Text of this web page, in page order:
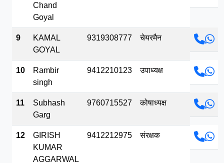
Chand
Goyal
9
KAMAL
GOYAL
9319308777 चेयरमैन
10
Rambir
singh
9412210123 उपाध्यक्ष
11
Subhash
Garg
9760715527 कोषाध्यक्ष
12
GIRISH
KUMAR
AGGARWAL
9412212975 संरक्षक